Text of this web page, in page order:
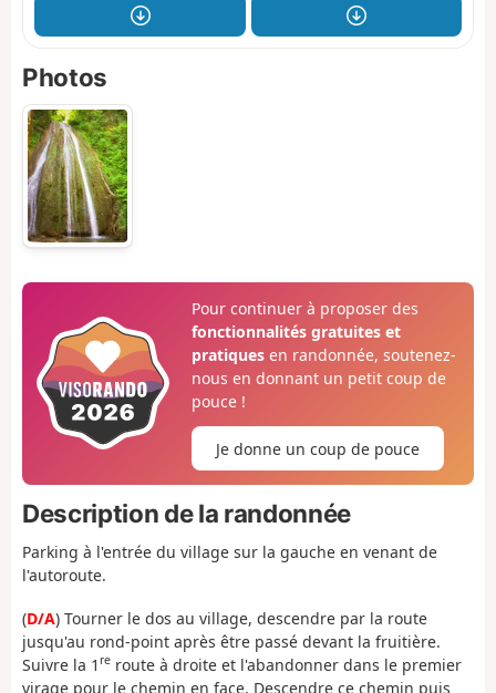
Photos
Pour continuer à proposer des
fonctionnalités gratuites et
pratiquesen randonnée, soutenez-
nous en donnant un petit coup de
pouce !
Je donne un coup de pouce
Description de la randonnée
Parking à l'entrée du village sur la gauche en venant de
l'autoroute.
(D/A) Tourner le dos au village, descendre par la route
jusqu'au rond-point après être passé devant la fruitière.
Suivre la 1 re route à droite et l'abandonner dans le premier
virage pour le chemin en face. Descendre ce chemin puis